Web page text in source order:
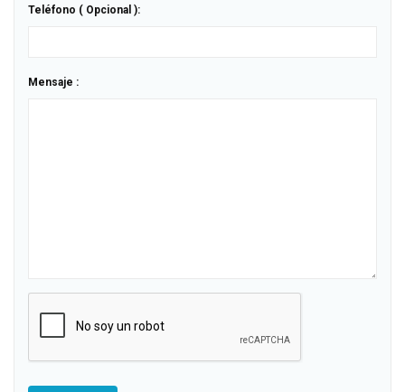
Teléfono ( Opcional ):
Mensaje :